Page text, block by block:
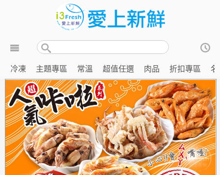
冷凍 主題專區 常溫 超值任選 肉品 折扣專區